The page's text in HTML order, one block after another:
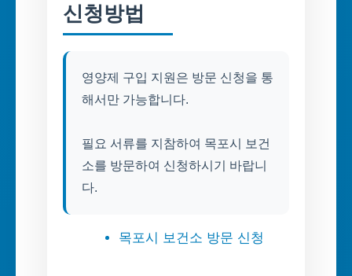
신청방법
영양제 구입 지원은 방문 신청을 통
해서만 가능합니다.
필요 서류를 지참하여 목포시 보건
소를 방문하여 신청하시기 바랍니
다.
목포시 보건소 방문 신청